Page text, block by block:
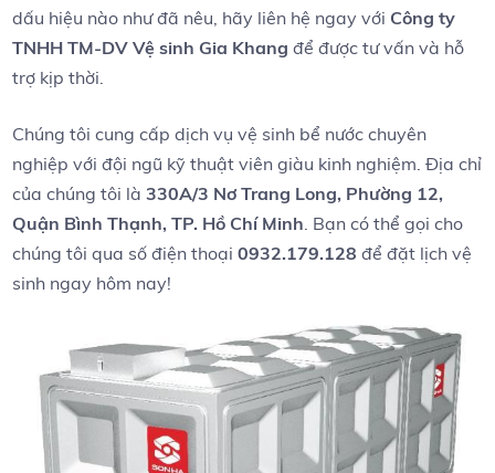
⁢dấu ⁤hiệu nào như đã nêu, hãy liên hệ ngay với Công‌ ty
TNHH‌ TM-DV Vệ sinh Gia Khang để được ​tư vấn và hỗ⁤
trợ ⁤kịp thời.
Chúng⁢ tôi ⁢cung‌ cấp ‌dịch ⁢vụ vệ sinh bể nước chuyên
nghiệp với đội ngũ kỹ thuật viên giàu kinh nghiệm. Địa chỉ
của chúng tôi ​là330A/3 ‌Nơ Trang Long, Phường 12,
Quận Bình Thạnh, TP. Hồ Chí ‍Minh . Bạn có thể gọi cho
chúng tôi qua ⁣số điện thoại0932.179.128 để đặt lịch vệ
sinh ngay hôm⁤ nay!